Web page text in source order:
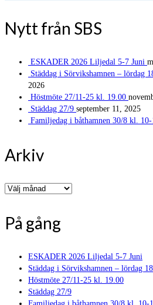
Nytt från SBS
ESKADER 2026 Liljedal 5-7 Juni
Städdag i Sörvikshamnen – lördag
2026
Höstmöte 27/11-25 kl. 19.00
Städdag 27/9 september 11, 2025
Familjedag i båthamnen 30/8 kl. 10-
Arkiv
Arkiv
På gång
ESKADER 2026 Liljedal 5-7 Juni
Städdag i Sörvikshamnen – lördag
Höstmöte 27/11-25 kl. 19.00
Städdag 27/9